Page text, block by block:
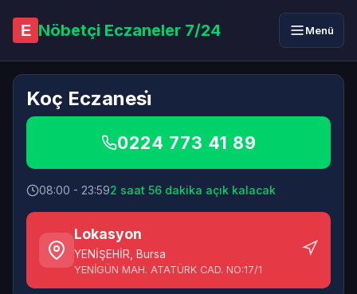
E Nöbetçi Eczaneler 7/24 Menü
Koç Eczanesi̇
0224 773 41 89
08:00 - 23:592 saat 56 dakika açık kalacak
Lokasyon
YENİŞEHİR Bursa
YENİGÜN MAH. ATATÜRK CAD. NO:17/1